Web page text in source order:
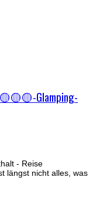
Glamping-
- Reise
längst nicht alles, was